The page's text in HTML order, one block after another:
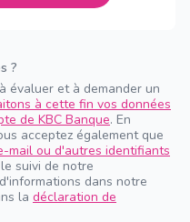
?
évaluer et à demander un
à cette fin vos données
de KBC Banque. En
acceptez également que
mail ou d'autres identifiants
suivi de notre
dans notre
la déclaration de